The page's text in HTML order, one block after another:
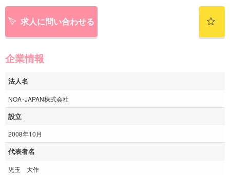
求人に問い合わせる
企業情報
法人名
NOA･JAPAN株式会社
設立
2008年10月
代表者名
児玉 大作